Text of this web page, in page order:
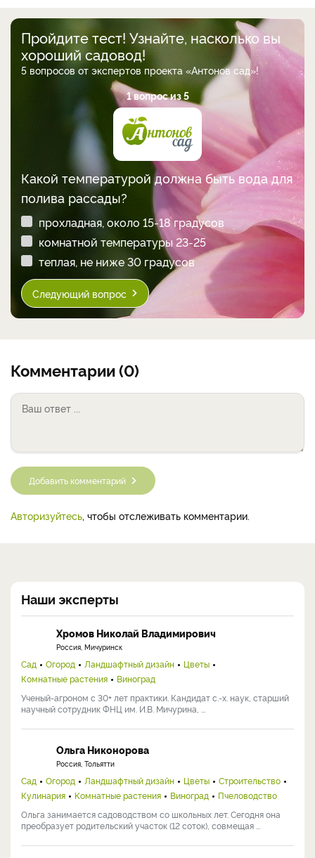
Пройдите тест! Узнайте, насколько вы
хороший садовод!
5 вопросов от экспертов проекта «Антонов сад»!
1 вопрос из 5
Какой температурой должна быть вода для
полива рассады?
прохладная, около 15-18 градусов
комнатной температуры 23-25
теплая, не ниже 30 градусов
Следующий вопрос
Комментарии (0)
Добавить комментарий
Авторизуйтесь , чтобы отслеживать комментарии.
Наши эксперты
Хромов Николай Владимирович
Россия, Мичуринск
Сад Огород Ландшафтный дизайн
Цветы
Комнатные растения
Виноград
Ученый-агроном с 30+ лет практики. Кандидат с.-х. наук, старший
научный сотрудник ФНЦ им. И.В. Мичурина, ...
Ольга Никонорова
Россия, Тольятти
Сад Огород Ландшафтный дизайн Цветы
Строительство
Кулинария
Комнатные растения Виноград
Пчеловодство
Ольга занимается садоводством со школьных лет. Сегодня она
преобразует родительский участок (12 соток), совмещая ...